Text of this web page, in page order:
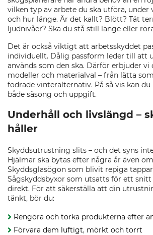
vilken typ av arbete du ska utföra, under
och hur länge. Är det kallt? Blött? Tät
ljudnivåer? Ska du stå still länge eller
Det är också viktigt att arbetsskyddet
individuellt. Dålig passform leder till att
används som den ska. Därför erbjuder vi
modeller och materialval – från lätta
fodrade vinteralternativ. På så vis kan du
både säsong och uppgift.
Underhåll och livslängd –
håller
Skyddsutrustning slits – och det syns
Hjälmar ska bytas efter några år även
Skyddsglasögon som blivit repiga
Sågskyddsbyxor som utsatts för ett snitt
direkt. För att säkerställa att din
tänkt, bör du:
Rengöra och torka produkterna efter
Förvara dem luftigt, mörkt och torrt